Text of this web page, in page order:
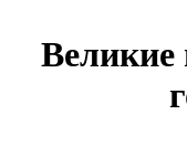
Великие